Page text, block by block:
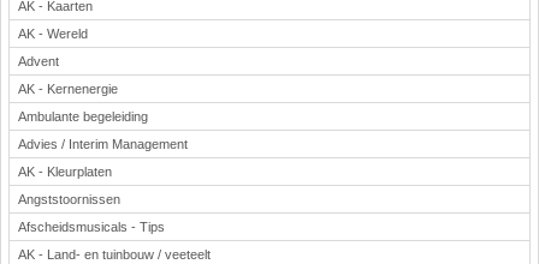
AK - Kaarten
AK - Wereld
Advent
AK - Kernenergie
Ambulante begeleiding
Advies / Interim Management
AK - Kleurplaten
Angststoornissen
Afscheidsmusicals - Tips
AK - Land- en tuinbouw / veeteelt